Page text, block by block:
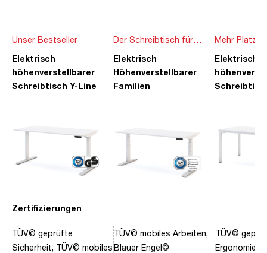
Zertifizierungen
Unser Bestseller
Elektrisch
höhenverstellbarer
Schreibtisch Y-Line
TÜV© geprüfte
Sicherheit, TÜV© mobiles
Der Schreibtisch für
die ganze Familie
Elektrisch
Höhenverstellbarer
Familien
TÜV© mobiles Arbeiten,
Blauer Engel©
Mehr Platz
Ideen
Elektrisch
TÜV©
Ergonomie,